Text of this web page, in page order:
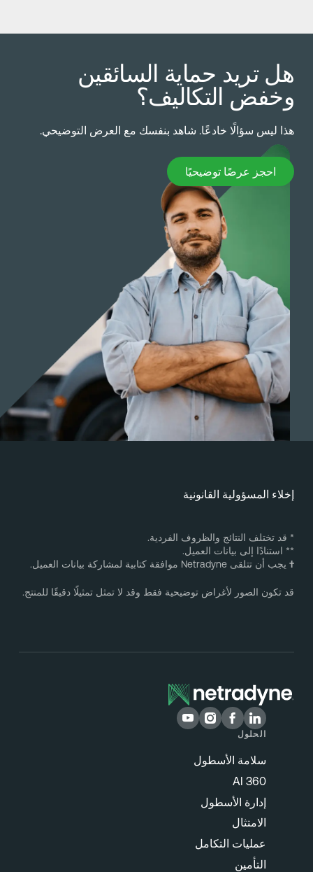
تريد حماية السائقين
التكاليف؟
ليس سؤالًا خادعًا. شاهد بنفسك مع العرض التوضيحي.
احجز عرضًا توضيحيًا
عرضًا توضيحيًا
المسؤولية القانونية
قد تختلف النتائج والظروف الفردية.
استنادًا إلى بيانات العميل.
يجب أن تتلقى Netradyne موافقة كتابية لمشاركة بيانات العميل.
تكون الصور لأغراض توضيحية فقط وقد لا تمثل تمثيلًا دقيقًا للمنتج.
الحلول
سلامة الأسطول
إدارة الأسطول
الامتثال
عمليات التكامل
التأمين